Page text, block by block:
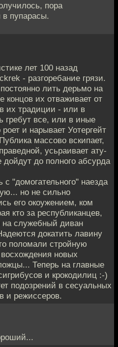
пора
в пупарасы.
лет 100 назад
- разгоребание грязи.
лить дерьмо на
концов их отваживает от
их традиции - или в
гребут все, или в иные
и нарывает Уотергейт
массово вскипает,
усьраивает ату-
до полного абсурда
с "домогательного" наезда
но не сильно
его окоужением, ком
кто за республиканцев,
на служебный диван
докатить лавину
поломали стройную
новых
Теперь на главные
и крокодилиц :-)
подозрений в сесуальных
и режиссеров.